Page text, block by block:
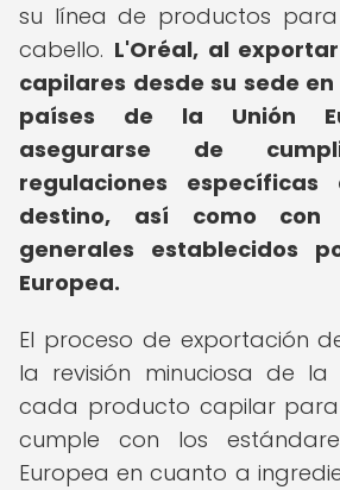
su línea de productos
cabello. L'Oréal, al
capilares desde su sede
países de la Unión
asegurarse de
regulaciones
destino, así como con
generales establecidos
Europea.
El proceso de exportación
la revisión minuciosa de
cada producto capilar
cumple con los
Europea en cuanto a